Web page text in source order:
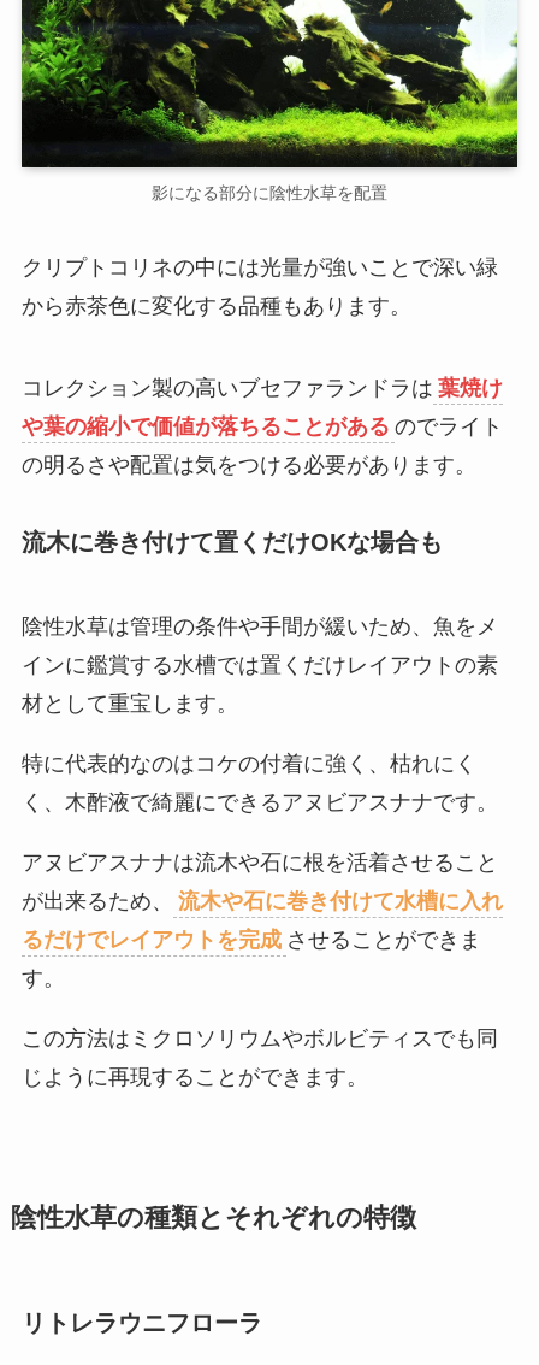
影になる部分に陰性水草を配置
クリプトコリネの中には光量が強いことで深い緑
から赤茶色に変化する品種もあります。
コレクション製の高いブセファランドラは 葉焼け
や葉の縮小で価値が落ちることがある のでライト
の明るさや配置は気をつける必要があります。
流木に巻き付けて置くだけOKな場合も
陰性水草は管理の条件や手間が緩いため、魚をメ
インに鑑賞する水槽では置くだけレイアウトの素
材として重宝します。
特に代表的なのはコケの付着に強く、枯れにく
く、木酢液で綺麗にできるアヌビアスナナです。
アヌビアスナナは流木や石に根を活着させること
が出来るため、
流木や石に巻き付けて水槽に入れ
るだけでレイアウトを完成 させることができま
す。
この方法はミクロソリウムやボルビティスでも同
じように再現することができます。
陰性水草の種類とそれぞれの特徴
リトレラウニフローラ